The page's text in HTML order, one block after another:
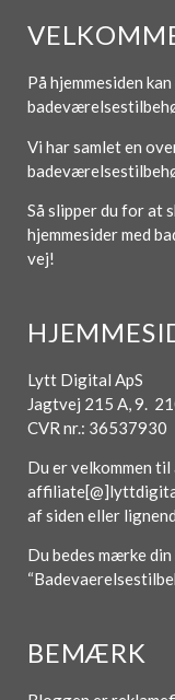
På hjemmesiden
Vi har samlet en
Så slipper du for at
hjemmesider med
vej!
Lytt Digital ApS
Jagtvej 215 A, 9.
CVR nr.: 36537930
Du er velkommen
af siden eller
Du bedes mærke
BEMÆRK